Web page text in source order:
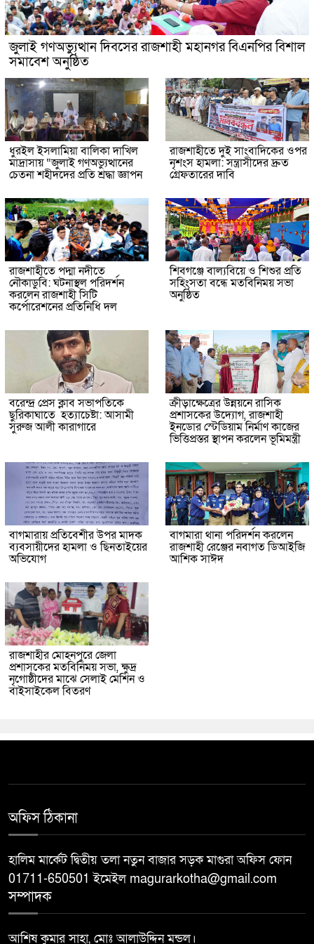
জুলাই গণঅভ্যুত্থান দিবসের রাজশাহী মহানগর বিএনপির বিশাল
সমাবেশ অনুষ্ঠিত
ধুরইল ইসলামিয়া বালিকা দাখিল
মাদ্রাসায় “জুলাই গণঅভ্যুত্থানের
চেতনা শহীদদের প্রতি শ্রদ্ধা জ্ঞাপন
রাজশাহীতে দুই সাংবাদিকের ওপর
নৃশংস হামলা: সন্ত্রাসীদের দ্রুত
গ্রেফতারের দাবি
রাজশাহীতে পদ্মা নদীতে
নৌকাডুবি: ঘটনাস্থল পরিদর্শন
করলেন রাজশাহী সিটি
কর্পোরেশনের প্রতিনিধি দল
শিবগঞ্জে বাল্যবিয়ে ও শিশুর প্রতি
সহিংসতা বন্ধে মতবিনিময় সভা
অনুষ্ঠিত
বরেন্দ্র প্রেস ক্লাব সভাপতিকে
ছুরিকাঘাতে হত্যাচেষ্টা: আসামী
সুরুজ আলী কারাগারে
ক্রীড়াক্ষেত্রের উন্নয়নে রাসিক
প্রশাসকের উদ্যোগ, রাজশাহী
ইনডোর স্টেডিয়াম নির্মাণ কাজের
ভিত্তিপ্রস্তর স্থাপন করলেন ভূমিমন্ত্রী
বাগমারায় প্রতিবেশীর উপর মাদক
ব্যবসায়ীদের হামলা ও ছিনতাইয়ের
অভিযোগ
বাগমারা থানা পরিদর্শন করলেন
রাজশাহী রেঞ্জের নবাগত ডিআইজি
আশিক সাঈদ
রাজশাহীর মোহনপুরে জেলা
প্রশাসকের মতবিনিময় সভা, ক্ষুদ্র
নৃগোষ্ঠীদের মাঝে সেলাই মেশিন ও
বাইসাইকেল বিতরণ
অফিস ঠিকানা
হালিম মার্কেট দ্বিতীয় তলা নতুন বাজার সড়ক মাগুরা অফিস ফোন
01711-650501 ইমেইল magurarkotha@gmail.com
সম্পাদক
আশিষ কুমার সাহা, মোঃ আলাউদ্দিন মন্ডল।